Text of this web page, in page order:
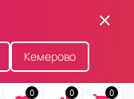
Кемерово
0 0 0